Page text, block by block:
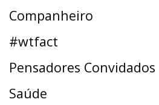
Companheiro
#wtfact
Pensadores Convidados
Saúde